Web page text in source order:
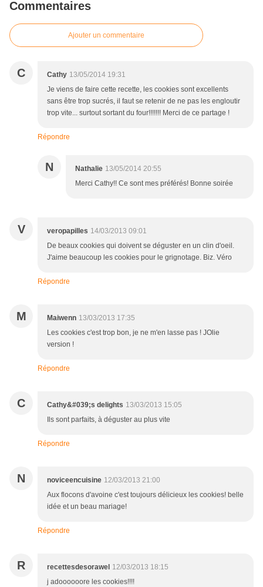
Commentaires
Ajouter un commentaire
C Cathy 13/05/2014 19:31
Je viens de faire cette recette, les cookies sont excellents
sans être trop sucrés, il faut se retenir de ne pas les engloutir
trop vite... surtout sortant du four!!!!!!! Merci de ce partage !
Répondre
N Nathalie 13/05/2014 20:55
Merci Cathy!! Ce sont mes préférés! Bonne soirée
V veropapilles 14/03/2013 09:01
De beaux cookies qui doivent se déguster en un clin d'oeil.
J'aime beaucoup les cookies pour le grignotage. Biz. Véro
Répondre
M Maiwenn 13/03/2013 17:35
Les cookies c'est trop bon, je ne m'en lasse pas ! JOlie
version !
Répondre
C Cathy&#039;s delights 13/03/2013 15:05
Ils sont parfaits, à déguster au plus vite
Répondre
N noviceencuisine 12/03/2013 21:00
Aux flocons d'avoine c'est toujours délicieux les cookies! belle
idée et un beau mariage!
Répondre
R recettesdesorawel 12/03/2013 18:15
j adoooooore les cookies!!!!